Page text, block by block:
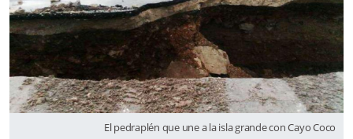
El pedraplén que une a la isla grande con Cayo Coco